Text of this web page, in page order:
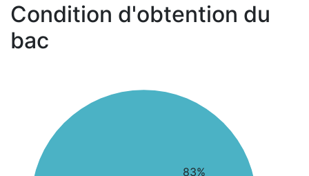
Condition d'obtention du
bac
83%